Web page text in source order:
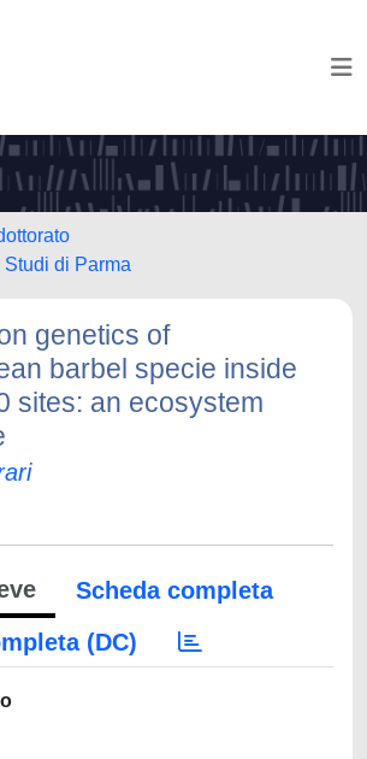
di Parma
genetics of
barbel specie inside
sites: an ecosystem
Scheda completa
(DC)